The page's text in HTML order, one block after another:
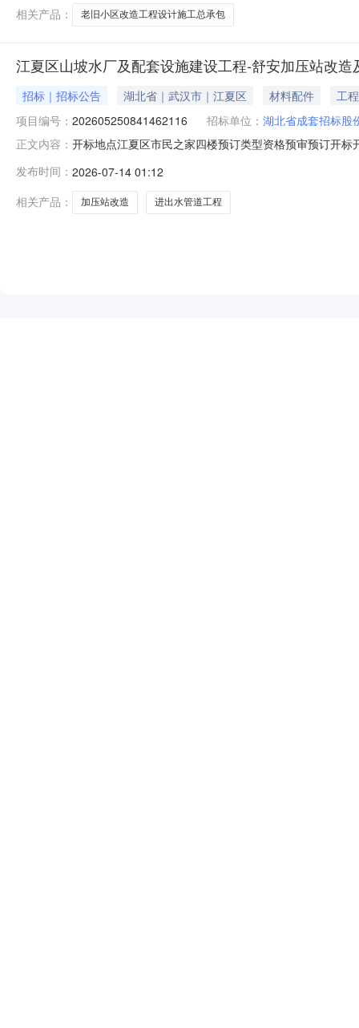
相关产品：
老旧小区改造工程设计施工总承包
江夏区山坡水厂及配套设施建设工程-舒安加压站改造
招标｜招标公告 湖北省｜武汉市｜江夏区 材料配件
工程
项目编号： 202605250841462116 招标单位： 湖北省成套招标股
正文内容： 开标地点江夏区市民之家四楼预订类型资格预审预订开
型建设工程项目名称标段号招标编号进场项目标志是否
发布时间： 2026-07-14 01:12
相关产品：
加压站改造 进出水管道工程